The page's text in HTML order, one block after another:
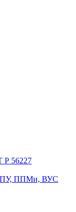
Р 56227
ППУ, ППМи, ВУС